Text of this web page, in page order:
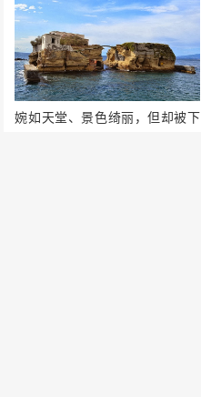
婉如天堂、景色绮丽，但却被下